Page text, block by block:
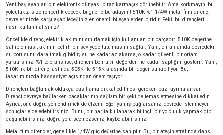
MARKA)
Yeni başlayanlar için elektronik dünyası biraz karmaşık görünebilir. Ama korkmayın, bu
yolculukta size rehberlik edecek bilgilerle buradayım! 510K %1 1/4W metal film direnç,
devrelerinizde karşılaşabileceğiniz en önemli bileşenlerden biridir. Peki, bu dirençleri
nasıl kullanmalısınız?
Öncelikle direnç, elektrik akımını sınırlamak için kullanılan bir parçadır. 510K değerine
sahip olması, akımın belirli bir seviyede tutulmasını sağlar. Yani, bir anlamda devredeki
su borusunu daraltmak gibidir; su ne kadar az akarsa, o kadar güvenli bir ortam
yaratırsınız. %1 tolerans ise, direncin belirtilen değerden ne kadar saptığını gösterir. Yani,
510K’lık bir direnç, aslında 505K ile 515K arasında bir değer sunabiliyor. Bu,
tasarımınızda hassasiyet açısından önem taşıyor.
Dirençleri bağlamak oldukça basit ama dikkat edilmesi gereken bazı ayrıntılar var.
Direnci devreye bağlarken bacaklarının sağlam bir şekilde temas etmesine dikkat edin.
Ayrıca, onu doğru yönlendirmek de elzem. Eğer yanlış bağlarsanız, devrede istenmeyen
sonuçlar elde edebilirsiniz. Bunu, bir harita kullanarak bilinçli bir yolculuk yapmak gibi
düşünebilirsiniz; doğru yolu seçmezseniz, kaybolabilirsiniz.
Metal film dirençler, genellikle 1/4W güç değerine sahiptir. Bu, bir ateşin etrafında dans